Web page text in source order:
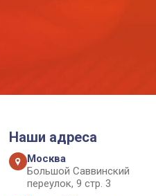
Наши адреса
Москва
Большой Саввинский
переулок, 9 стр. 3